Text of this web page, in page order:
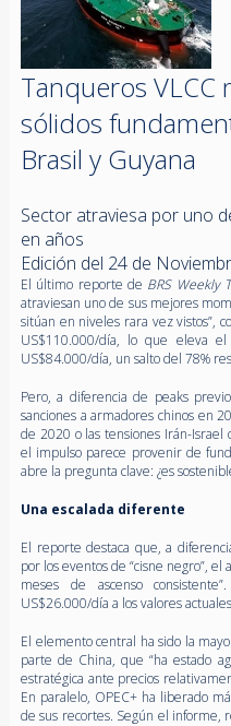
Tanqueros
sólidos
Brasil y Guyana
Sector atraviesa por uno
en años
Edición del 24 de
El último reporte de BRS Weekly
atraviesan uno de sus mejores
sitúan en niveles rara vez vistos”,
US$110.000/día, lo que eleva
US$84.000/día, un salto del 78%
Pero, a diferencia de peaks
sanciones a armadores chinos en
de 2020 o las tensiones Irán-
el impulso parece provenir de
abre la pregunta clave: ¿es
Una escalada diferente
El reporte destaca que, a
por los eventos de “cisne negro”,
meses de ascenso
US$26.000/día a los valores
El elemento central ha sido la
parte de China, que “ha estado
estratégica ante precios
En paralelo, OPEC+ ha liberado
de sus recortes. Según el informe,